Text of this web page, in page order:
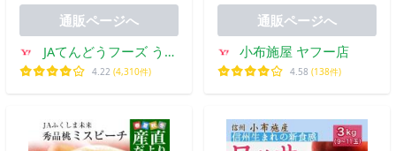
通販ページへ
JAてんどうフーズ うま
いもの通販
4.22 (4,310件)
通販ページへ
小布施屋 ヤフー店
4.58 (138件)